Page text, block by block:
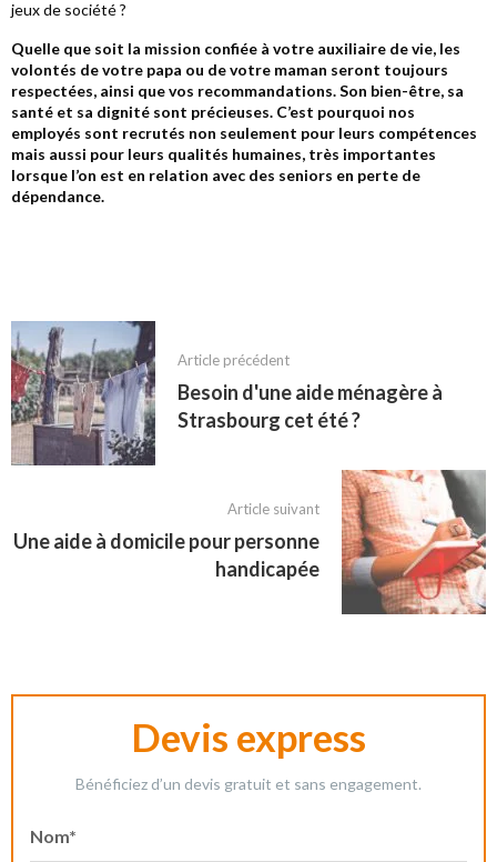
jeux de société ?
Quelle que soit la mission confiée à votre auxiliaire de vie, les
volontés de votre papa ou de votre maman seront toujours
respectées, ainsi que vos recommandations. Son bien-être, sa
santé et sa dignité sont précieuses. C’est pourquoi nos
employés sont recrutés non seulement pour leurs compétences
mais aussi pour leurs qualités humaines, très importantes
lorsque l’on est en relation avec des seniors en perte de
dépendance.
Article précédent
Besoin d'une aide ménagère à
Strasbourg cet été ?
Article suivant
Une aide à domicile pour personne
handicapée
Devis express
Bénéficiez d’un devis gratuit et sans engagement.
Nom*